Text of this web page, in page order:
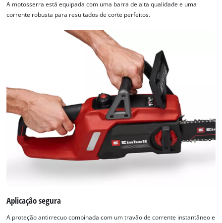
A motosserra está equipada com uma barra de alta qualidade e uma
corrente robusta para resultados de corte perfeitos.
Aplicação segura
A proteção antirrecuo combinada com um travão de corrente instantâneo e